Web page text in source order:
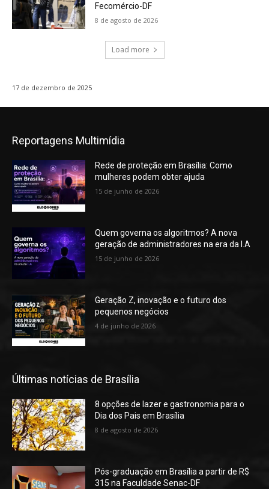
Fecomércio-DF
8 de agosto de 2026
Load more
17 de dezembro de 2025
Reportagens Multimídia
Rede de proteção em Brasília: Como
mulheres podem obter ajuda
15 de junho de 2026
Quem governa os algoritmos? A nova
geração de administradores na era da I.A
15 de junho de 2026
Geração Z, inovação e o futuro dos
pequenos negócios
4 de junho de 2026
Últimas notícias de Brasília
8 opções de lazer e gastronomia para o
Dia dos Pais em Brasília
8 de agosto de 2026
Pós-graduação em Brasília a partir de R$
315 na Faculdade Senac-DF